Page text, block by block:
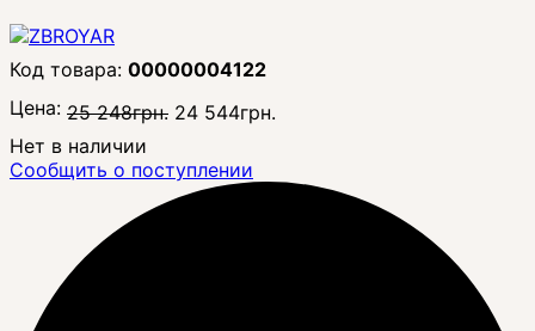
00000004122
Цена: 25 248грн. 24 544грн.
Нет в наличии
Сообщить о поступлении